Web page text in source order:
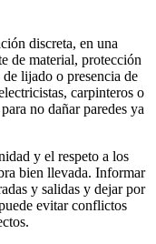
discreta, en una
de material, protección
de lijado o presencia de
carpinteros o
no dañar paredes ya
y el respeto a los
bien llevada. Informar
y salidas y dejar por
evitar conflictos